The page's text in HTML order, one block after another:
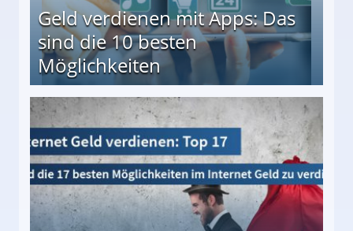
Geld verdienen mit Apps: Das
sind die 10 besten
Möglichkeiten
besten Möglichkeiten